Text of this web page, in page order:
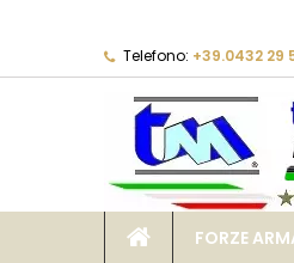
Telefono: +39.0432 29
FORZE